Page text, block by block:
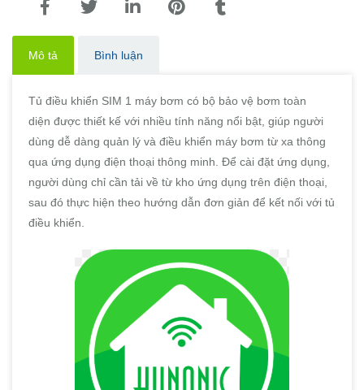
Mô tả Bình luận
Tủ điều khiển SIM 1 máy bơm có bộ bảo vệ bơm toàn
diện được thiết kế với nhiều tính năng nổi bật, giúp người
dùng dễ dàng quản lý và điều khiển máy bơm từ xa thông
qua ứng dụng điện thoại thông minh. Để cài đặt ứng dụng,
người dùng chỉ cần tải về từ kho ứng dụng trên điện thoại,
sau đó thực hiện theo hướng dẫn đơn giản để kết nối với tủ
điều khiển.